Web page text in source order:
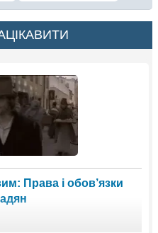
Права і обов’язки